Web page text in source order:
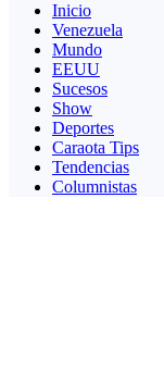
Inicio
Venezuela
Mundo
EEUU
Sucesos
Show
Deportes
Caraota Tips
Tendencias
Columnistas